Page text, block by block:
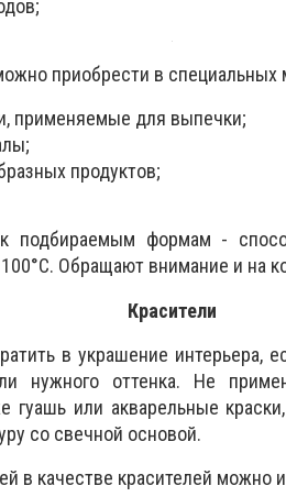
приобрести в специальных
применяемые для выпечки;
продуктов;
к подбираемым формам -
Обращают внимание и на
Красители
в украшение интерьера,
нужного оттенка. Не
гуашь или акварельные
со свечной основой.
в качестве красителей можно